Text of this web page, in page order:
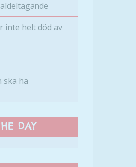
inte helt död av
ska ha
DAY